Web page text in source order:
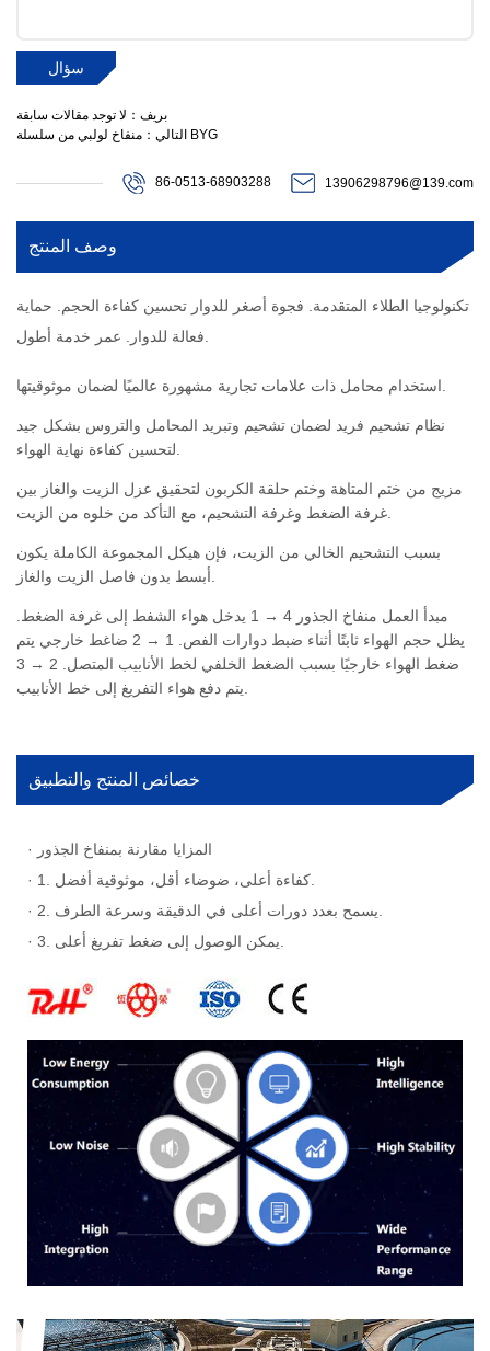
سؤال
بريف：لا توجد مقالات سابقة
التالي：منفاخ لولبي من سلسلة BYG
86-0513-68903288 13906298796@139.com
وصف المنتج
تكنولوجيا الطلاء المتقدمة. فجوة أصغر للدوار تحسين كفاءة الحجم. حماية
نظام تشحيم فريد لضمان تشحيم وتبريد المحامل والتروس بشكل جيد
مزيج من ختم المتاهة وختم حلقة الكربون لتحقيق عزل الزيت والغاز بين
بسبب التشحيم الخالي من الزيت، فإن هيكل المجموعة الكاملة يكون
مبدأ العمل منفاخ الجذور 4 → 1 يدخل هواء الشفط إلى غرفة الضغط.
يظل حجم الهواء ثابتًا أثناء ضبط دوارات الفص. 1 → 2 ضاغط خارجي يتم
ضغط الهواء خارجيًا بسبب الضغط الخلفي لخط الأنابيب المتصل. 2 → 3
خصائص المنتج والتطبيق
· المزايا مقارنة بمنفاخ الجذور